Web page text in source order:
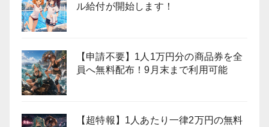
ル給付が開始します！
【申請不要】1人1万円分の商品券を全
員へ無料配布！9月末まで利用可能
【超特報】1人あたり一律2万円の無料